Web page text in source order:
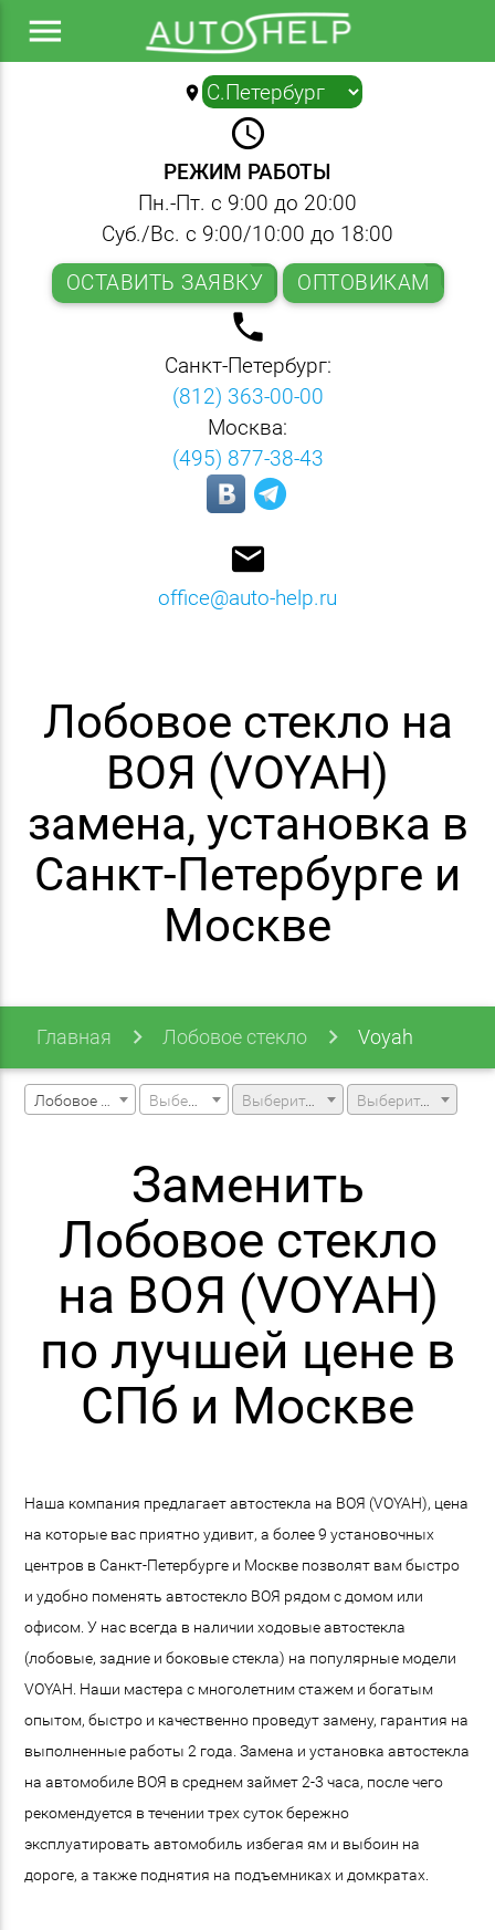
menu
location_on ▼
query_builder
РЕЖИМ РАБОТЫ
Пн.-Пт. с 9:00 до 20:00
Суб./Вс. с 9:00/10:00 до 18:00
ОСТАВИТЬ ЗАЯВКУ
ОПТОВИКАМ
local_phone
Санкт-Петербург:
(812) 363-00-00
Москва:
(495) 877-38-43
email
office@auto-help.ru
Лобовое стекло на
ВОЯ (VOYAH)
замена, установка в
Санкт-Петербурге и
Москве
Главная Лобовое стекло Voyah
Выберите модель машины Выберите модификацию
Заменить
Лобовое стекло
на ВОЯ (VOYAH)
по лучшей цене в
СПб и Москве
Наша компания предлагает автостекла на ВОЯ (VOYAH), цена
на которые вас приятно удивит, а более 9 установочных
центров в Санкт-Петербурге и Москве позволят вам быстро
и удобно поменять автостекло ВОЯ рядом с домом или
офисом. У нас всегда в наличии ходовые автостекла
(лобовые, задние и боковые стекла) на популярные модели
VOYAH. Наши мастера с многолетним стажем и богатым
опытом, быстро и качественно проведут замену, гарантия на
выполненные работы 2 года. Замена и установка автостекла
на автомобиле ВОЯ в среднем займет 2-3 часа, после чего
рекомендуется в течении трех суток бережно
эксплуатировать автомобиль избегая ям и выбоин на
дороге, а также поднятия на подъемниках и домкратах.